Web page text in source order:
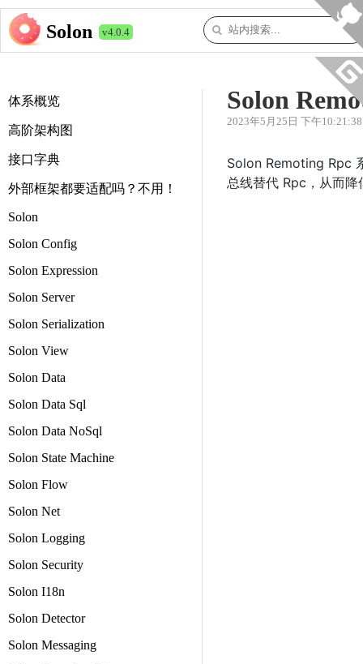
Solon v4.0.4
体系概览
高阶架构图
接口字典
外部框架都要适配吗？不用！
Solon
Solon Config
Solon Expression
Solon Server
Solon Serialization
Solon View
Solon Data
Solon Data Sql
Solon Data NoSql
Solon State Machine
Solon Flow
Solon Net
Solon Logging
Solon Security
Solon I18n
Solon Detector
Solon Messaging
Solon
2023年5月25日 下午10:21:38
Solon Remoting Rpc
总线替代 Rpc，从而降